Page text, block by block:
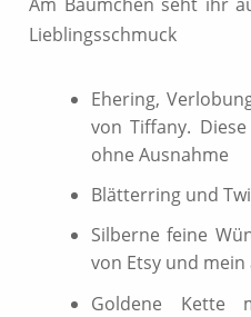
Lieblingsschmuck
Ehering,
von Tiffany.
ohne Ausnahme
Blätterring und
Silberne feine
von Etsy und
Goldene Kette